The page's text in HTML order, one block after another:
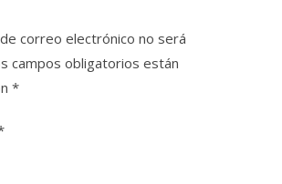
correo electrónico no será
campos obligatorios están
*